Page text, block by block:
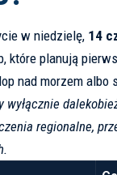
w niedzielę, 14
które planują
nad morzem albo
wyłącznie
regionalne,